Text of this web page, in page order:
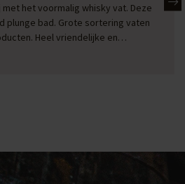
met het voormalig whisky vat. Deze
plunge bad. Grote sortering vaten
Heel vriendelijke en